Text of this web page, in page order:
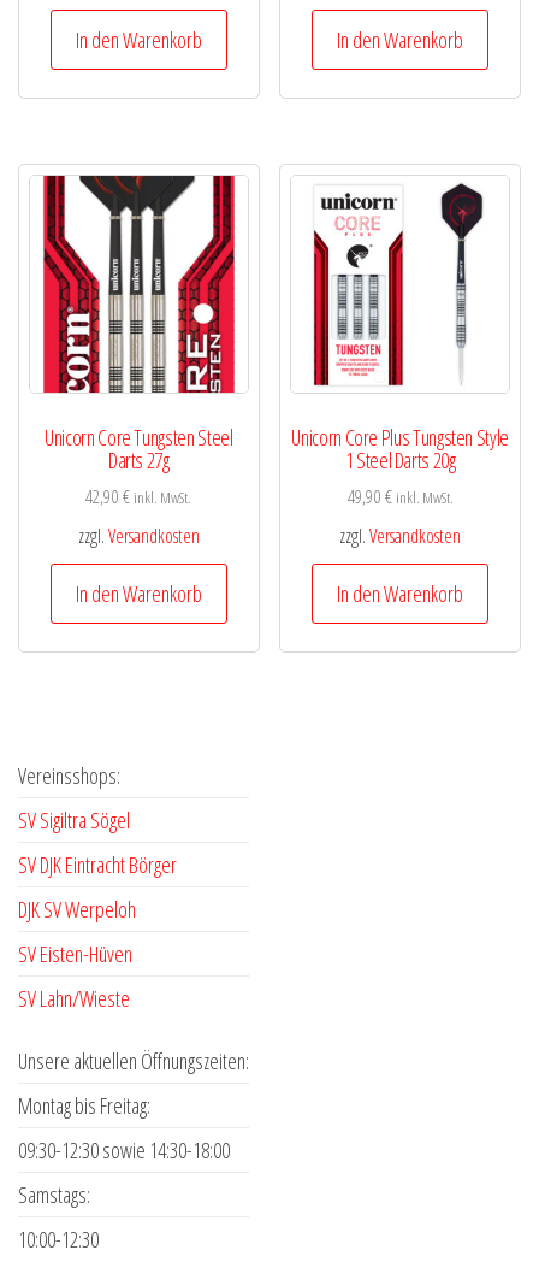
In den Warenkorb In den Warenkorb
Unicorn Core Tungsten Steel
Darts 27g
42,90€ inkl. MwSt.
zzgl.Versandkosten
In den Warenkorb
Unicorn Core Plus Tungsten Style
1 Steel Darts 20g
49,90€ inkl. MwSt.
zzgl.Versandkosten
In den Warenkorb
Vereinsshops:
SV Sigiltra Sögel
SV DJK Eintracht Börger
DJK SV Werpeloh
SV Eisten-Hüven
SV Lahn/Wieste
Unsere aktuellen Öffnungszeiten:
Montag bis Freitag:
09:30-12:30 sowie 14:30-18:00
Samstags:
10:00-12:30